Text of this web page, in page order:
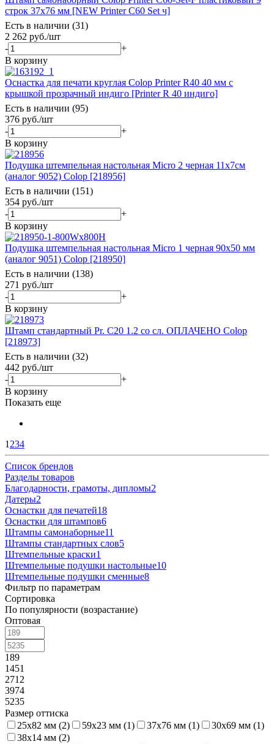
строк 37х76 мм [NEW Printer С60 Set ч]
Есть в наличии (31)
2 262 руб./шт
-
+
В корзину
Оснастка для печати круглая Colop Printer R40 40 мм с
крышкой прозрачный индиго [Printer R 40 индиго]
Есть в наличии (95)
376 руб./шт
-
+
В корзину
Подушка штемпельная настольная Micro 2 черная 11х7см
(аналог 9052) Colop [218956]
Есть в наличии (151)
354 руб./шт
-
+
В корзину
Подушка штемпельная настольная Micro 1 черная 90x50 мм
(аналог 9051) Colop [218950]
Есть в наличии (138)
271 руб./шт
-
+
В корзину
Штамп стандартный Pr. C20 1.2 со сл. ОПЛАЧЕНО Colop
[218973]
Есть в наличии (32)
442 руб./шт
-
+
В корзину
Показать еще
1 234
Список брендов
Разделы товаров
Благодарности, грамоты, дипломы2
Датеры2
Оснастки для печатей18
Оснастки для штампов6
Штампы самонаборные11
Штампы стандартных слов5
Штемпельные краски1
Штемпельные подушки настольные10
Штемпельные подушки сменные8
Фильтр по параметрам
Сортировка
По популярности (возрастание)
Оптовая
189
1451
2712
3974
5235
Размер оттиска
25x82 мм (2) 59x23 мм (1) 37x76 мм (1) 30x69 мм (1)
38x14 мм (2)